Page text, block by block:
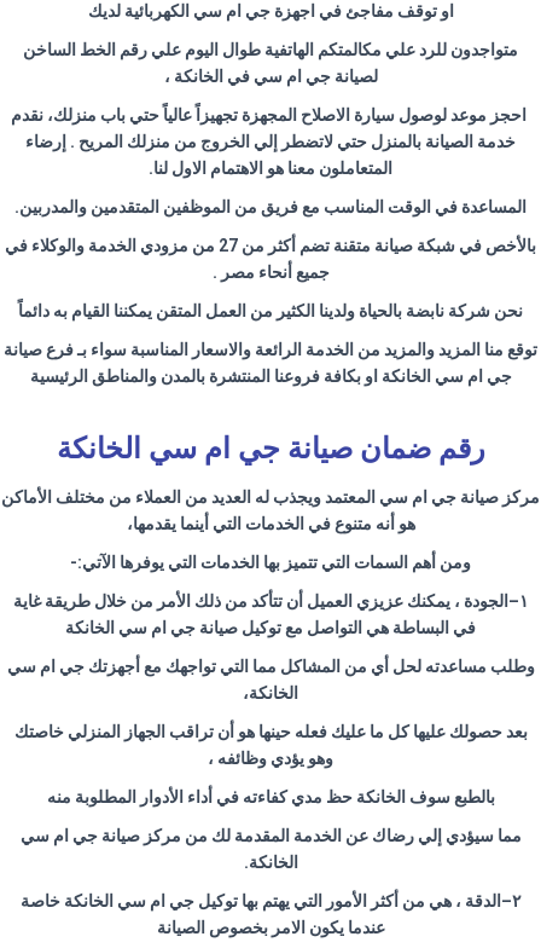
او توقف مفاجئ في اجهزة جي ام سي الكهربائية لديك
متواجدون للرد علي مكالمتكم الهاتفية طوال اليوم علي رقم الخط الساخن
لصيانة جي ام سي في الخانكة ،
احجز موعد لوصول سيارة الاصلاح المجهزة تجهيزاً عالياً حتي باب منزلك، نقدم
خدمة الصيانة بالمنزل حتي لاتضطر إلي الخروج من منزلك المريح . إرضاء
المتعاملون معنا هو الاهتمام الاول لنا.
المساعدة في الوقت المناسب مع فريق من الموظفين المتقدمين والمدربين.
بالأخص في شبكة صيانة متقنة تضم أكثر من 27 من مزودي الخدمة والوكلاء في
جميع أنحاء مصر .
نحن شركة نابضة بالحياة ولدينا الكثير من العمل المتقن يمكننا القيام به دائماً
توقع منا المزيد والمزيد من الخدمة الرائعة والاسعار المناسبة سواء بـ فرع صيانة
جي ام سي الخانكة او بكافة فروعنا المنتشرة بالمدن والمناطق الرئيسية
رقم ضمان صيانة جي ام سي الخانكة
مركز صيانة جي ام سي المعتمد ويجذب له العديد من العملاء من مختلف الأماكن
هو أنه متنوع في الخدمات التي أينما يقدمها،
ومن أهم السمات التي تتميز بها الخدمات التي يوفرها الآتي:-
١– الجودة ، يمكنك عزيزي العميل أن تتأكد من ذلك الأمر من خلال طريقة غاية
في البساطة هي التواصل مع توكيل صيانة جي ام سي الخانكة
وطلب مساعدته لحل أي من المشاكل مما التي تواجهك مع أجهزتك جي ام سي
الخانكة،
بعد حصولك عليها كل ما عليك فعله حينها هو أن تراقب الجهاز المنزلي خاصتك
وهو يؤدي وظائفه ،
بالطبع سوف الخانكة حظ مدي كفاءته في أداء الأدوار المطلوبة منه
مما سيؤدي إلي رضاك عن الخدمة المقدمة لك من مركز صيانة جي ام سي
الخانكة.
٢– الدقة ، هي من أكثر الأمور التي يهتم بها توكيل جي ام سي الخانكة خاصة
عندما يكون الامر بخصوص الصيانة